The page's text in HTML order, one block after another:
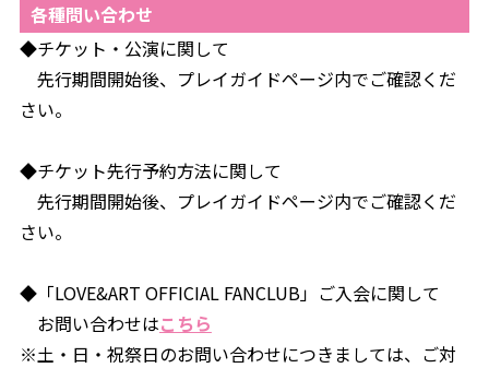
各種問い合わせ
◆チケット・公演に関して
先行期間開始後、プレイガイドページ内でご確認くだ
さい。
◆チケット先行予約方法に関して
先行期間開始後、プレイガイドページ内でご確認くだ
さい。
◆「LOVE&ART OFFICIAL FANCLUB」ご入会に関して
お問い合わせはこちら
※土・日・祝祭日のお問い合わせにつきましては、ご対